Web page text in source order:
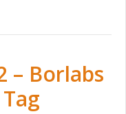
– Borlabs